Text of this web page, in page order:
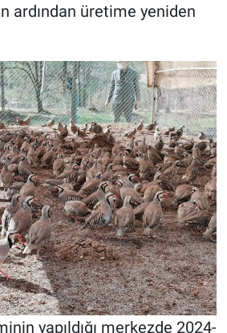
ardından üretime yeniden
yapıldığı merkezde 2024-